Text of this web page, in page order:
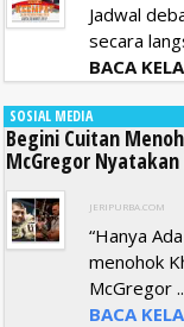
Jadwal
secara
BACA
SOSIAL MEDIA
Begini Cuitan
McGregor Nyatakan
JERIPURBA.COM
“Hanya
menohok
McGregor
BACA